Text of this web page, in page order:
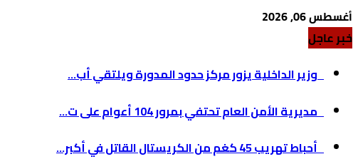
أغسطس 06, 2026
خبر عاجل
وزير الداخلية يزور مركز حدود المدورة ويلتقي أب...
مديرية الأمن العام تحتفي بمرور 104 أعوام على ت...
أحباط تهريب 45 كغم من الكريستال القاتل في أكبر...